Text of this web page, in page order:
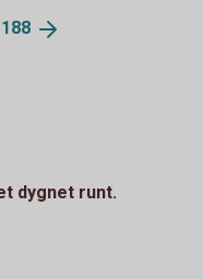
188
dygnet runt.